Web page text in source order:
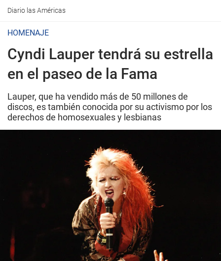
Diario las Américas
HOMENAJE
Cyndi Lauper tendrá su estrella
en el paseo de la Fama
Lauper, que ha vendido más de 50 millones de
discos, es también conocida por su activismo por los
derechos de homosexuales y lesbianas